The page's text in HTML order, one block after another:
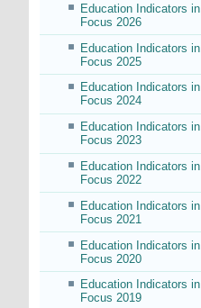
Education Indicators in
Focus 2026
Education Indicators in
Focus 2025
Education Indicators in
Focus 2024
Education Indicators in
Focus 2023
Education Indicators in
Focus 2022
Education Indicators in
Focus 2021
Education Indicators in
Focus 2020
Education Indicators in
Focus 2019